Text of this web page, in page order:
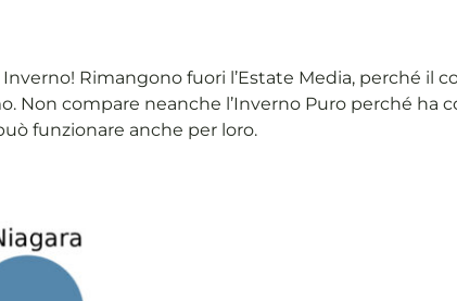
Rimangono fuori l’Estate Media, perché il
Non compare neanche l’Inverno Puro perché ha
funzionare anche per loro.